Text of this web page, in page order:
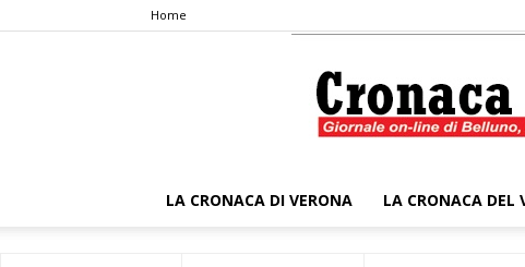
Home
LA CRONACA DI VERONA LA CRONACA DEL